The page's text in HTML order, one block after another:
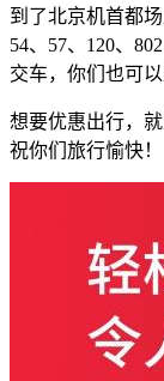
到了北京机首都场
54、57、120、
交车，你们也可
想要优惠出行，
祝你们旅行愉快！